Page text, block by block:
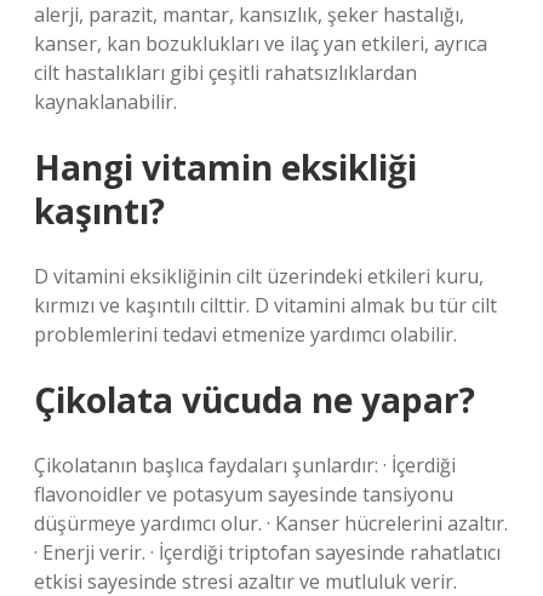
alerji, parazit, mantar, kansızlık, şeker hastalığı,
kanser, kan bozuklukları ve ilaç yan etkileri, ayrıca
cilt hastalıkları gibi çeşitli rahatsızlıklardan
kaynaklanabilir.
Hangi vitamin eksikliği
kaşıntı?
D vitamini eksikliğinin cilt üzerindeki etkileri kuru,
kırmızı ve kaşıntılı cilttir. D vitamini almak bu tür cilt
problemlerini tedavi etmenize yardımcı olabilir.
Çikolata vücuda ne yapar?
Çikolatanın başlıca faydaları şunlardır: · İçerdiği
flavonoidler ve potasyum sayesinde tansiyonu
düşürmeye yardımcı olur. · Kanser hücrelerini azaltır.
· Enerji verir. · İçerdiği triptofan sayesinde rahatlatıcı
etkisi sayesinde stresi azaltır ve mutluluk verir.